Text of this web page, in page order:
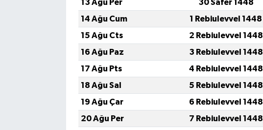
13 Ağu Per
30 Safer 1448
14 Ağu Cum
1 Rebiulevvel 1448
15 Ağu Cts
2 Rebiulevvel 1448
16 Ağu Paz
3 Rebiulevvel 1448
17 Ağu Pts
4 Rebiulevvel 1448
18 Ağu Sal
5 Rebiulevvel 1448
19 Ağu Çar
6 Rebiulevvel 1448
20 Ağu Per
7 Rebiulevvel 1448